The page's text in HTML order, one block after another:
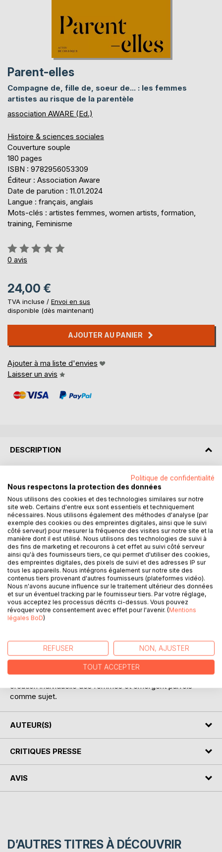
Parent-elles
Compagne de, fille de, soeur de... : les femmes
artistes au risque de la parentèle
association AWARE (Ed.)
Histoire & sciences sociales
Couverture souple
180 pages
ISBN : 9782956053309
Éditeur : Association Aware
Date de parution : 11.01.2024
Langue : français, anglais
Mots-clés : artistes femmes, women artists, formation,
training, Feminisme
Évaluation:
0%
0 avis
24,00 €
TVA incluse / Envoi en sus
disponible (dès maintenant)
AJOUTER AU PANIER
Ajouter à ma liste d'envies
Laisser un avis
DESCRIPTION
Le statut des femmes artistes en Occident a connu de
nombreuses transformations durant les périodes moderne
et contemporaine, du XVIIe au XXIe siècle. Il a été
largement dépendant, en un même temps et un même
pays, des conditions sociales, économiques et culturelles
dans lesquelles elles naissaient, se formaient et pouvaient
exercer leur art. Et plus que les hommes, elles ont été
tributaires de leur situation familiale et, très fréquemment,
du rôle que jouaient, au plus près d'elles, des hommes. De
manière ambivalente, la parentèle a longtemps produit
chez les femmes des effets de relégation et de
subordination, mais elle a aussi permis, dans certaines
circonstances, un espace de création.
Faisant suite au colloque international organise en
septembre 2016 par le Musee Sainte Croix, l'université de
Artists, Research and Exhibitions (AWARE), cet ouvrage
met en évidence la pluralité des situations comme un
certain nombre de mécanismes récurrents ou les relations
de parentèle choisies, subies ou refusées agissent sur la
création individuelle des femmes et émergent parfois
comme sujet.
AUTEUR(S)
CRITIQUES PRESSE
AVIS
D’AUTRES TITRES À DÉCOUVRIR
Politique de confidentialité
Nous respectons la protection des données
Nous utilisons des cookies et des technologies similaires sur notre
site web. Certains d'entre eux sont essentiels et techniquement
nécessaires. Nous utilisons également des méthodes d'analyse (par
exemple des cookies ou des empreintes digitales, ainsi que le suivi
côté serveur) pour mesurer la fréquence des visites sur notre site et la
manière dont il est utilisé. Nous utilisons des technologies de suivi à
des fins de marketing et recourons à cet effet au suivi côté serveur
ainsi qu'à des fournisseurs tiers, ce qui permet d'utiliser des cookies,
des empreintes digitales, des pixels de suivi et des adresses IP sur
tous les appareils. Nous intégrons également sur notre site des
contenus tiers provenant d'autres fournisseurs (plateformes vidéo).
Nous n'avons aucune influence sur le traitement ultérieur des données
et sur un éventuel tracking par le fournisseur tiers. Par votre réglage,
vous acceptez les processus décrits ci-dessus. Vous pouvez
révoquer votre consentement avec effet pour l'avenir. (Mentions
légales BoD)
REFUSER NON, AJUSTER
TOUT ACCEPTER